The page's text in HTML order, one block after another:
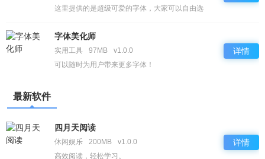
这里提供的是超级可爱的字体，大家可以自由选
字体美化师
实用工具 97MB
v1.0.0
可以随时为用户带来更多字体！
详情
最新软件
四月天阅读
休闲娱乐 200MB
v1.0.0
高效阅读，轻松学习。
详情